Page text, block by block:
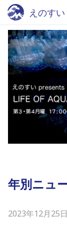
えのす
Fm
年別ニュ
2023年12月25日